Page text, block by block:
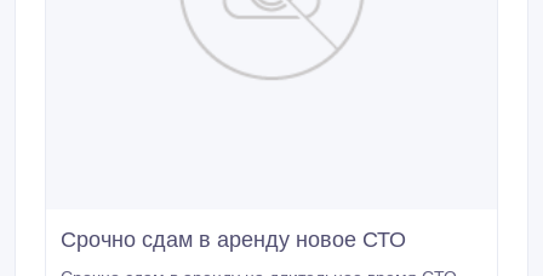
Срочно сдам в аренду новое СТО